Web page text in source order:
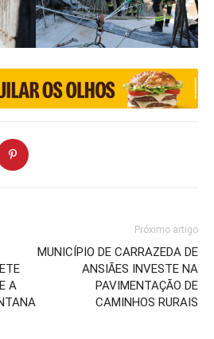
A
Próximo artigo
MUNICÍPIO DE CARRAZEDA DE
ANSIÃES INVESTE NA
PAVIMENTAÇÃO DE
CAMINHOS RURAIS